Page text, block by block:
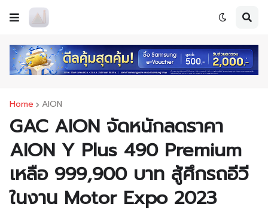
Home AION
GAC AION จัดหนักลดราคา
AION Y Plus 490 Premium
เหลือ 999,900 บาท สู้ศึกรถอีวี
ในงาน Motor Expo 2023